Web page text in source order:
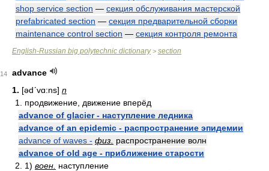
shop service section — секция обслуживания мастерской
prefabricated section — секция предварительной сборки
maintenance control section — секция контроля ремонта
English-Russian big polytechnic dictionary> section
14
advance
1. [ədʹvɑ:ns] n
1. продвижение, движение вперёд
advance of glacier - наступление ледника
advance of an epidemic - распространение эпидемии
advance of waves - физ.
распространение волн
advance of old age - приближение старости
2. 1) воен. наступление